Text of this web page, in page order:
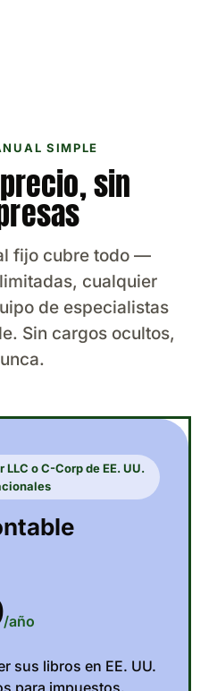
SIMPLE
sin
fijo cubre todo —
cualquier
de especialistas
Sin cargos ocultos,
o C-Corp de EE. UU.
/año
sus libros en EE. UU.
para impuestos.